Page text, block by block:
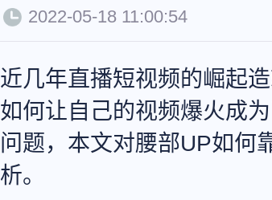
2022-05-18 11:00:54
近几年直播短视频的崛起
如何让自己的视频爆火成
问题，本文对腰部UP如何
析。